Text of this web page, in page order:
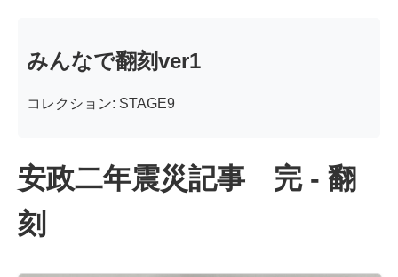
みんなで翻刻ver1
コレクション: STAGE9
安政二年震災記事 完 - 翻
刻